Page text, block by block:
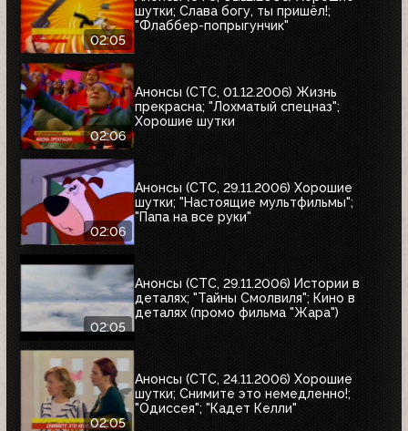
02:05
шутки; Слава богу, ты пришёл!;
"Флаббер-попрыгунчик"
02:06
Анонсы (СТС, 01.12.2006) Жизнь
прекрасна; "Лохматый спецназ";
Хорошие шутки
02:06
Анонсы (СТС, 29.11.2006) Хорошие
шутки; "Настоящие мультфильмы";
"Папа на все руки"
02:05
Анонсы (СТС, 29.11.2006) Истории в
деталях; "Тайны Смолвиля"; Кино в
деталях (промо фильма "Жара")
02:05
Анонсы (СТС, 24.11.2006) Хорошие
шутки; Снимите это немедленно!;
"Одиссея"; "Кадет Келли"